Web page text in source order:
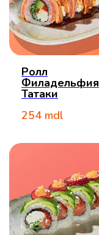
Ролл
Филадельфия
Татаки
254 mdl